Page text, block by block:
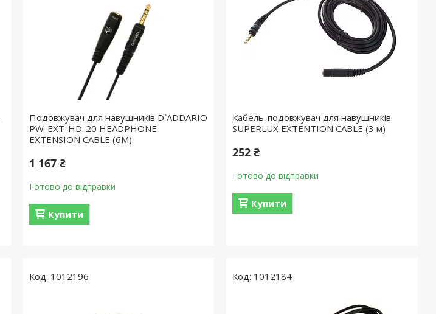
Подовжувач для навушників D`ADDARIO
PW-EXT-HD-20 HEADPHONE
EXTENSION CABLE (6M)
1 167 ₴
Готово до відправки
Купити
Кабель-подовжувач для навушників
SUPERLUX EXTENTION CABLE (3 м)
252 ₴
Готово до відправки
Купити
1012196 1012184